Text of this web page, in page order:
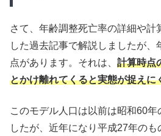
さて、年齢調整死亡率の詳細や計
した過去記事で解説しましたが、
点があります。それは、 計算時点
とかけ離れてくると実態が捉えに
このモデル人口は以前は昭和60年
したが、近年になり平成27年のも